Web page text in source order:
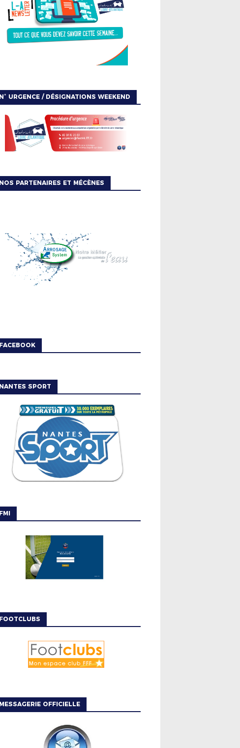
N° URGENCE / DÉSIGNATIONS WEEKEND
NOS PARTENAIRES ET MÉCÈNES
FACEBOOK
NANTES SPORT
FMI
FOOTCLUBS
MESSAGERIE OFFICIELLE